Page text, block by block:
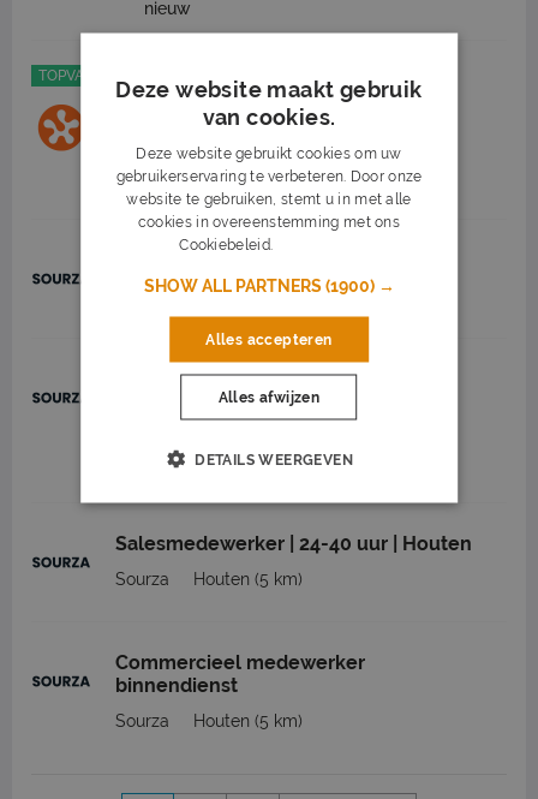
nieuw
TOPVACATURE
Hr Medewerker
Start People Veenendaal
3.212 tot 4.271 32 - 40 uur
Sourza Houten (5 km)
Administratief Medewerker | Kom jij
ons team versterken? | 24-40 uur |
Houten
Sourza Houten (5 km)
Salesmedewerker | 24-40 uur | Houten
Sourza Houten (5 km)
Commercieel medewerker
binnendienst
Sourza Houten (5 km)
Deze website maakt gebruik
van cookies.
Deze website gebruikt cookies om uw
gebruikerservaring te verbeteren. Door onze
website te gebruiken, stemt u in met alle
cookies in overeenstemming met ons
Cookiebeleid.
SHOW ALL PARTNERS(1900) →
Alles accepteren
Alles afwijzen
DETAILS WEERGEVEN